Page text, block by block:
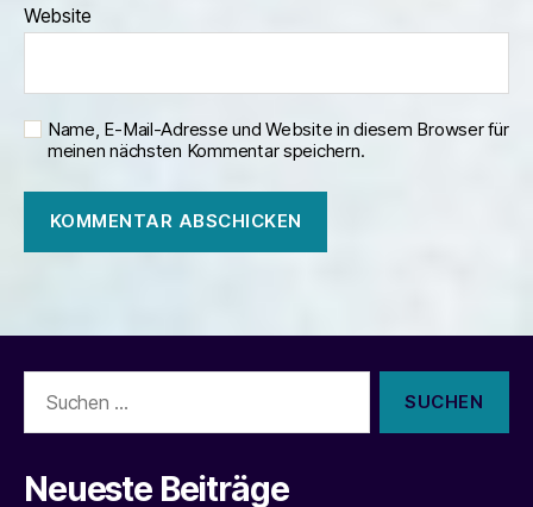
Website
Name, E-Mail-Adresse und Website in diesem Browser für
meinen nächsten Kommentar speichern.
nach:
Neueste Beiträge